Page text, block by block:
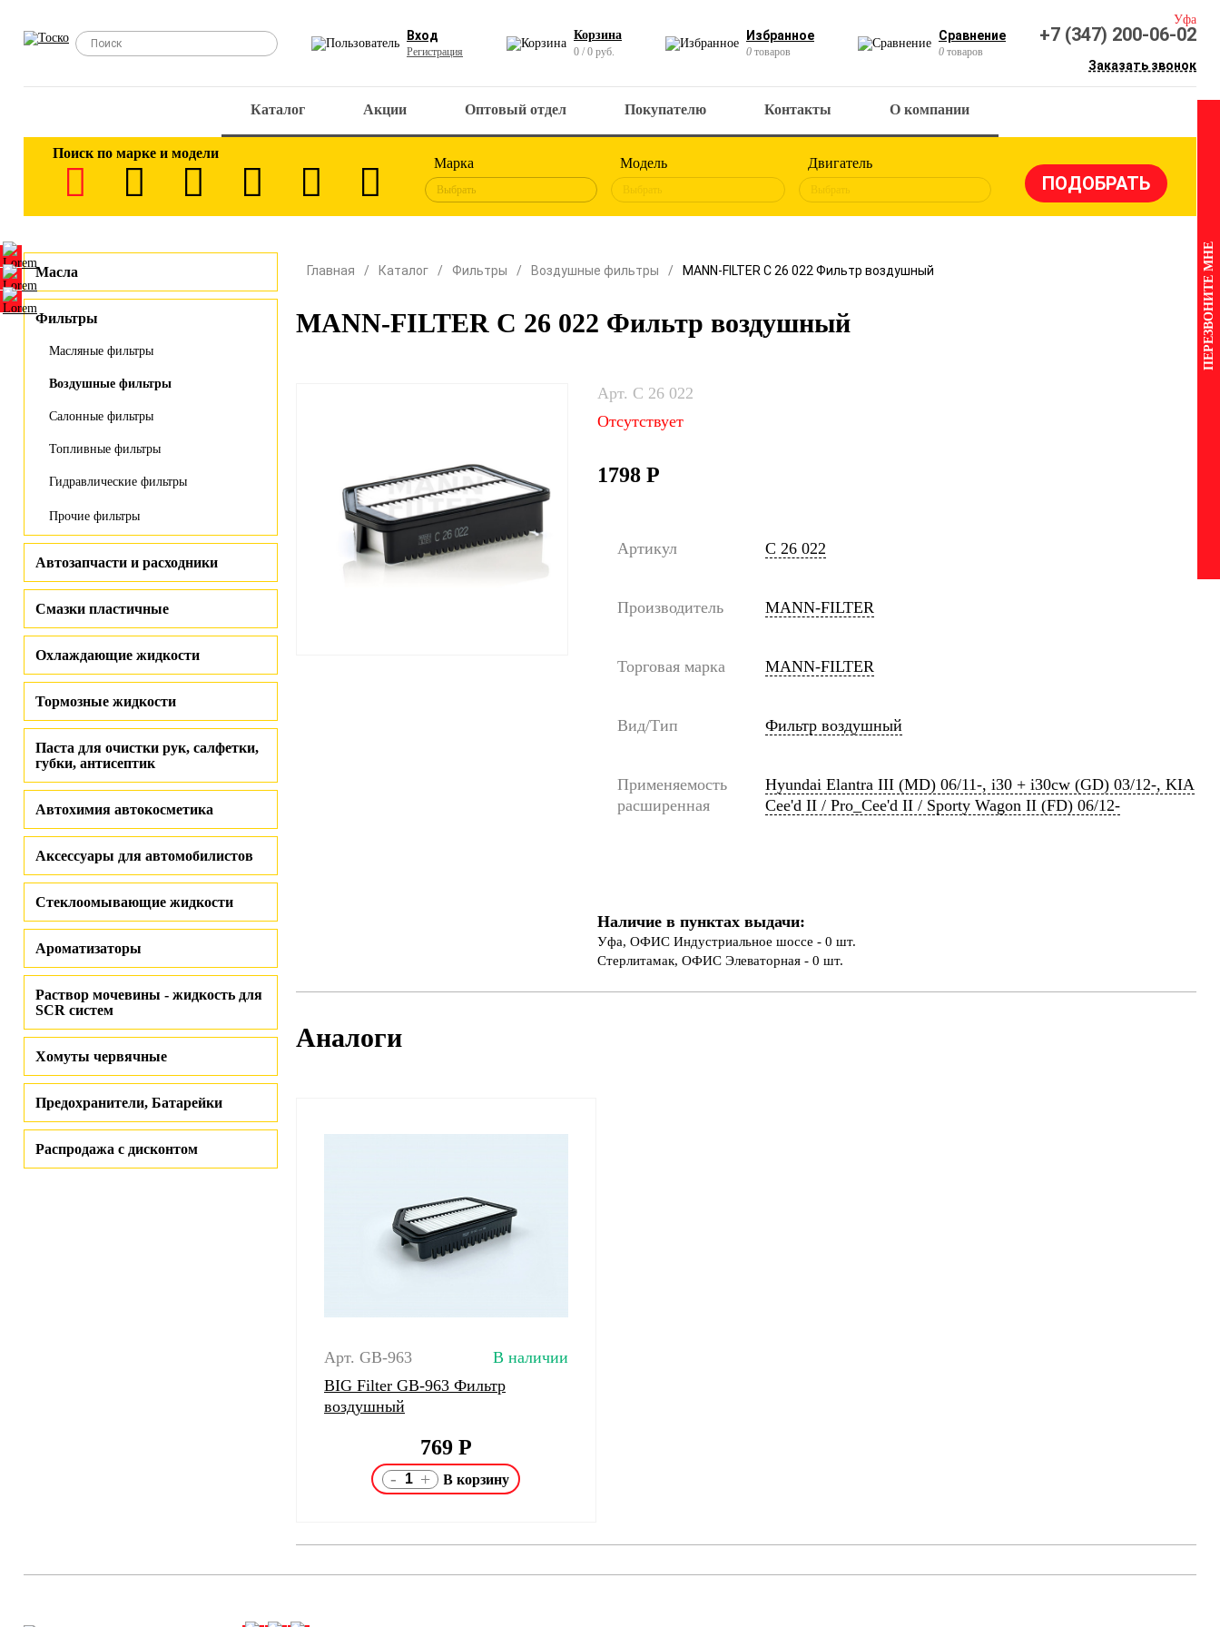
Вход
Регистрация
Корзина
0 / 0 руб.
Избранное
0 товаров
Сравнение
0 товаров
Уфа
+7 (347) 200-06-02
Заказать звонок
Каталог Акции Оптовый отдел Покупателю Контакты О компании
Поиск по марке и модели
Марка
Выбрать
Модель
Выбрать
Двигатель
Выбрать
Масла
Фильтры
Масляные фильтры
Воздушные фильтры
Салонные фильтры
Топливные фильтры
Гидравлические фильтры
Прочие фильтры
Автозапчасти и расходники
Смазки пластичные
Охлаждающие жидкости
Тормозные жидкости
Паста для очистки рук, салфетки,
губки, антисептик
Автохимия автокосметика
Аксессуары для автомобилистов
Стеклоомывающие жидкости
Ароматизаторы
Раствор мочевины - жидкость для
SCR систем
Хомуты червячные
Предохранители, Батарейки
Распродажа с дисконтом
Главная Каталог Фильтры Воздушные фильтры MANN-FILTER C 26 022 Фильтр воздушный
MANN-FILTER C 26 022 Фильтр воздушный
Арт. C 26 022
Отсутствует
1798 Р
Артикул C 26 022
Производитель MANN-FILTER
Торговая марка MANN-FILTER
Вид/Тип Фильтр воздушный
Применяемость
расширенная
Hyundai Elantra III (MD) 06/11-, i30 + i30cw (GD) 03/12-, KIA
Cee'd II / Pro_Cee'd II / Sporty Wagon II (FD) 06/12-
Наличие в пунктах выдачи:
Уфа, ОФИС Индустриальное шоссе - 0 шт.
Стерлитамак, ОФИС Элеваторная - 0 шт.
Аналоги
Арт. GB-963
В наличии
BIG Filter GB-963 Фильтр
воздушный
769 Р
- +
ПЕРЕЗВОНИТЕ МНЕ